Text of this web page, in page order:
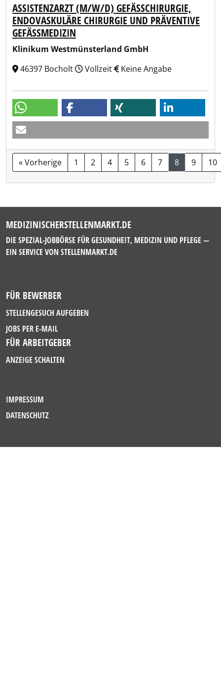
ASSISTENZARZT (M/W/D) GEFÄSSCHIRURGIE, E
NDOVASKULÄRE CHIRURGIE UND PRÄVENTIVE G
EFÄSSMEDIZIN
Klinikum Westmünsterland GmbH
46397 Bocholt
Vollzeit Keine Angabe
« Vorherige 1 2 4 5 6 7 8 9 10
MEDIZINISCHERSTELLENMARKT.DE
DIE SPEZIAL-JOBBÖRSE FÜR GESUNDHEIT, MEDIZIN UND PFLEGE —
EIN SERVICE VON STELLENMARKT.DE
FÜR BEWERBER
STELLENGESUCH AUFGEBEN
JOBS PER E-MAIL
FÜR ARBEITGEBER
ANZEIGE SCHALTEN
IMPRESSUM
DATENSCHUTZ